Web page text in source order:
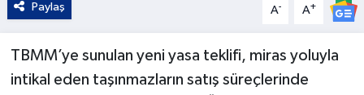
Paylaş A- A+
TBMM’ye sunulan yeni yasa teklifi, miras yoluyla
intikal eden taşınmazların satış süreçlerinde